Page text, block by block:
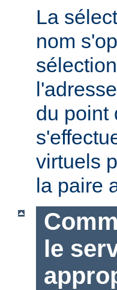
La
nom
du point
virtuels
la paire
le